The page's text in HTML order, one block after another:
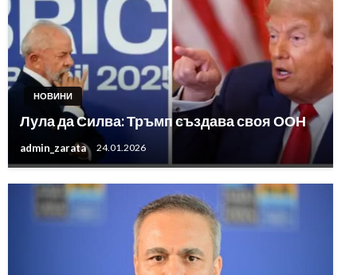
НОВИНИ
Лула да Силва: Тръмп създава своя ООН
admin_zarata 24.01.2026